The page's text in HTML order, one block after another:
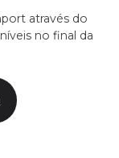
através do
no final da